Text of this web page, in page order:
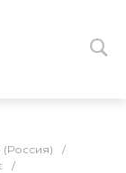
(Россия)
/
/